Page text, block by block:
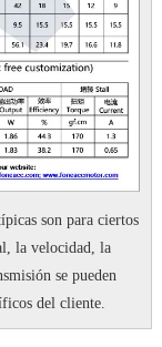
son para ciertos
la velocidad, la
se pueden
del cliente.